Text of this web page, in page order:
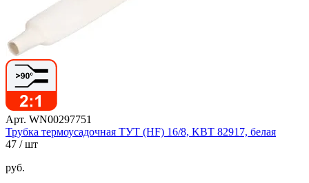
Арт. WN00297751
Трубка термоусадочная ТУТ (HF) 16/8, KBT 82917, белая
47 / шт
руб.